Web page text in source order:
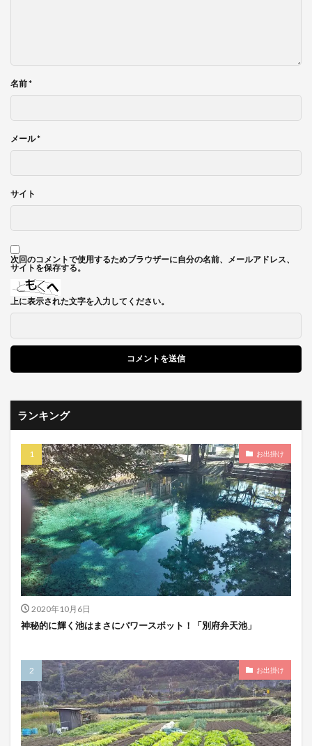
名前*
メール*
サイト
次回のコメントで使用するためブラウザーに自分の名前、メールアドレス、
サイトを保存する。
上に表示された文字を入力してください。
ランキング
お出掛け
2020年10月6日
神秘的に輝く池はまさにパワースポット！「別府弁天池」
お出掛け